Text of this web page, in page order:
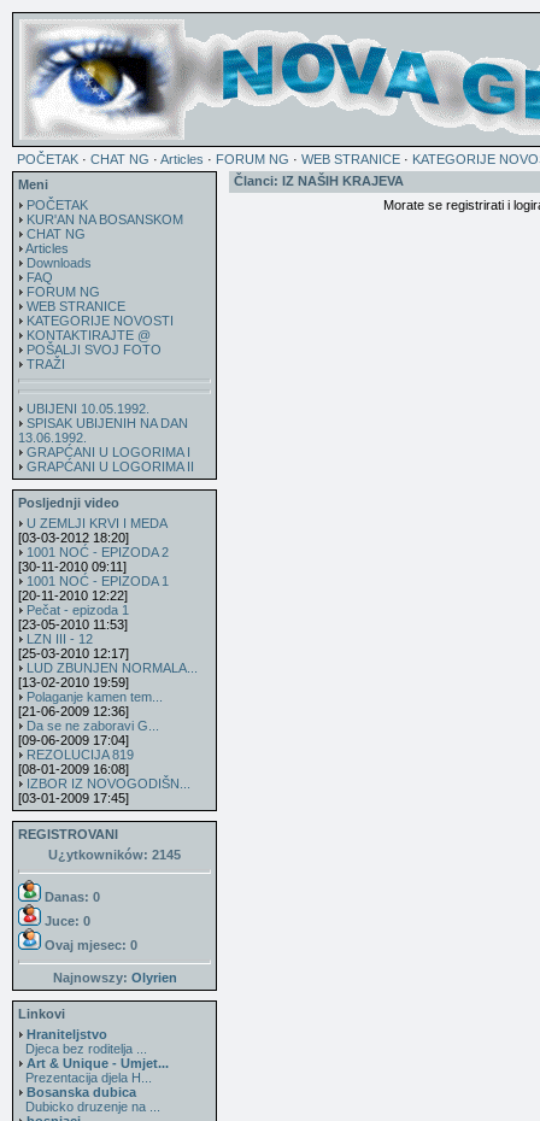
POČETAK · CHAT NG · Articles · FORUM NG · WEB STRANICE · KATEGORIJE
Meni
POČETAK
KUR'AN NA BOSANSKOM
CHAT NG
Articles
Downloads
FAQ
FORUM NG
WEB STRANICE
KATEGORIJE NOVOSTI
KONTAKTIRAJTE @
POŠALJI SVOJ FOTO
TRAŽI
UBIJENI 10.05.1992.
SPISAK UBIJENIH NA DAN
13.06.1992.
GRAPĆANI U LOGORIMA I
GRAPĆANI U LOGORIMA II
Posljednji video
U ZEMLJI KRVI I MEDA
[03-03-2012 18:20]
1001 NOĆ - EPIZODA 2
[30-11-2010 09:11]
1001 NOĆ - EPIZODA 1
[20-11-2010 12:22]
Pečat - epizoda 1
[23-05-2010 11:53]
LZN III - 12
[25-03-2010 12:17]
LUD ZBUNJEN NORMALA...
[13-02-2010 19:59]
Polaganje kamen tem...
[21-06-2009 12:36]
Da se ne zaboravi G...
[09-06-2009 17:04]
REZOLUCIJA 819
[08-01-2009 16:08]
IZBOR IZ NOVOGODIŠN...
[03-01-2009 17:45]
REGISTROVANI
U¿ytkowników: 2145
Danas: 0
Juce: 0
Ovaj mjesec: 0
Najnowszy: Olyrien
Linkovi
Hraniteljstvo
Djeca bez roditelja ...
Art & Unique - Umjet...
Prezentacija djela H...
Bosanska dubica
Dubicko druzenje na ...
Članci: IZ NAŠIH KRAJEVA
Morate se registrirati i